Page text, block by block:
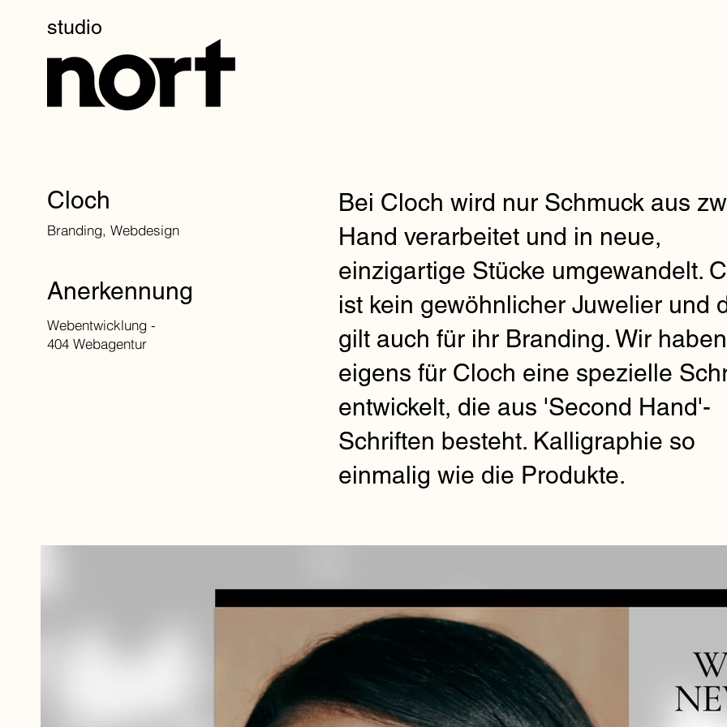
studio
Cloch
Branding, Webdesign
Anerkennung
Webentwicklung -
404 Webagentur
Bei Cloch wird nur Schmuck aus
Hand verarbeitet und in neue,
einzigartige Stücke umgewandelt.
ist kein gewöhnlicher Juwelier und
gilt auch für ihr Branding. Wir haben
eigens für Cloch eine spezielle
entwickelt, die aus 'Second Hand'-
Schriften besteht. Kalligraphie so
einmalig wie die Produkte.